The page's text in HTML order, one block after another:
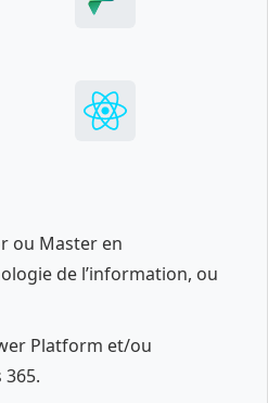
ou Master en
de l’information, ou
Platform et/ou